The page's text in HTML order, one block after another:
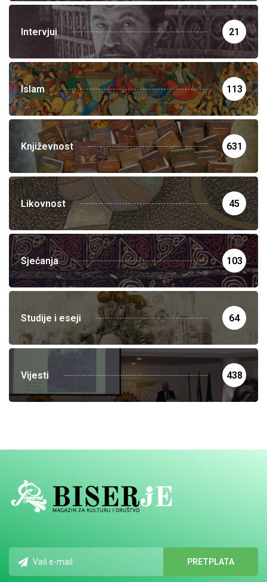
Intervjui 21
Islam 113
Književnost 631
Likovnost 45
Sjećanja 103
Studije i eseji 64
Vijesti 438